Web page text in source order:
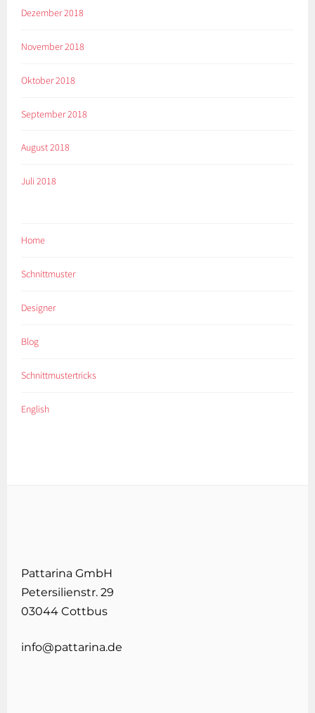
Dezember 2018
November 2018
Oktober 2018
September 2018
August 2018
Juli 2018
Home
Schnittmuster
Designer
Blog
Schnittmustertricks
English
Pattarina GmbH
Petersilienstr. 29
03044 Cottbus
info@pattarina.de